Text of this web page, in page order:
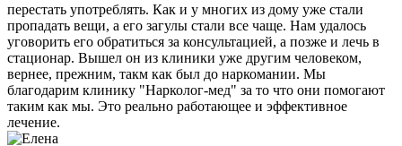
перестать употреблять. Как и у многих из дому уже стали
пропадать вещи, а его загулы стали все чаще. Нам удалось
уговорить его обратиться за консультацией, а позже и лечь в
стационар. Вышел он из клиники уже другим человеком,
вернее, прежним, такм как был до наркомании. Мы
благодарим клинику "Нарколог-мед" за то что они помогают
таким как мы. Это реально работающее и эффективное
лечение.